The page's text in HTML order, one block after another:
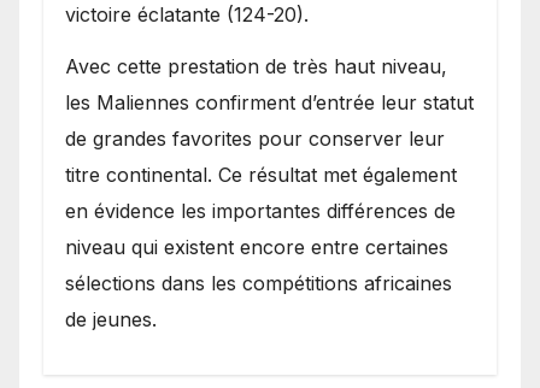
victoire éclatante (124-20).
Avec cette prestation de très haut niveau,
les Maliennes confirment d’entrée leur statut
de grandes favorites pour conserver leur
titre continental. Ce résultat met également
en évidence les importantes différences de
niveau qui existent encore entre certaines
sélections dans les compétitions africaines
de jeunes.